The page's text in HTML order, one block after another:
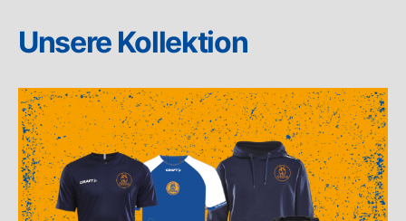
Unsere Kollektion